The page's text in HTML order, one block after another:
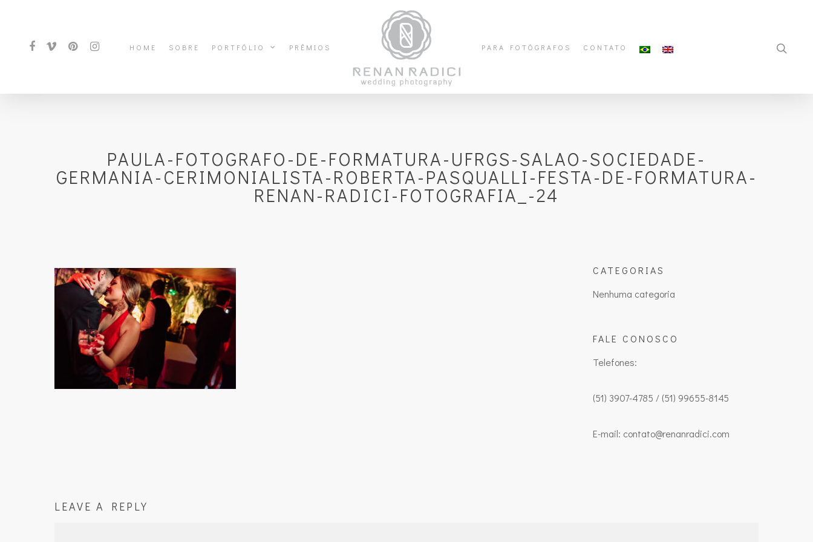
HOME SOBRE PORTFÓLIO PRÊMIOS PARA FOTÓGRAFOS CONTATO
PAULA-FOTOGRAFO-DE-FORMATURA-UFRGS-SALAO-SOCIEDADE-
GERMANIA-CERIMONIALISTA-ROBERTA-PASQUALLI-FESTA-DE-FORMATURA-
RENAN-RADICI-FOTOGRAFIA_-24
CATEGORIAS
Nenhuma categoria
FALE CONOSCO
Telefones:
(51) 3907-4785 / (51) 99655-8145
E-mail: contato@renanradici.com
LEAVE A REPLY